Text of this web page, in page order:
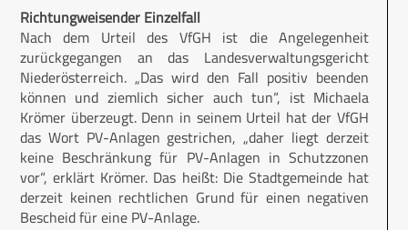
Richtungweisender Einzelfall
Nach dem Urteil des VfGH ist die Angelegenheit
zurückgegangen an das Landesverwaltungsgericht
Niederösterreich. „Das wird den Fall positiv beenden
können und ziemlich sicher auch tun“, ist Michaela
Krömer überzeugt. Denn in seinem Urteil hat der VfGH
das Wort PV-Anlagen gestrichen, „daher liegt derzeit
keine Beschränkung für PV-Anlagen in Schutzzonen
vor“, erklärt Krömer. Das heißt: Die Stadtgemeinde hat
derzeit keinen rechtlichen Grund für einen negativen
Bescheid für eine PV-Anlage.